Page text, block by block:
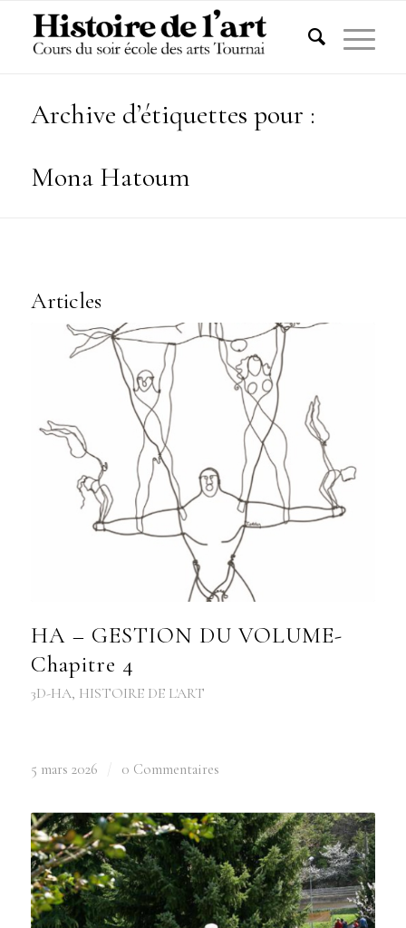
Archive d’étiquettes pour :
Mona Hatoum
Articles
HA – GESTION DU VOLUME-
Chapitre 4
3D-HA, HISTOIRE DE L'ART
5 mars 2026 0 Commentaires